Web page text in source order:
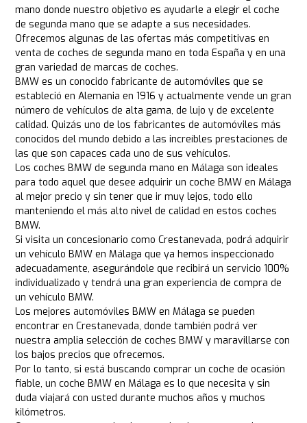
mano donde nuestro objetivo es ayudarle a elegir el coche
de segunda mano que se adapte a sus necesidades.
Ofrecemos algunas de las ofertas más competitivas en
venta de coches de segunda mano en toda España y en una
gran variedad de marcas de coches.
BMW es un conocido fabricante de automóviles que se
estableció en Alemania en 1916 y actualmente vende un gran
número de vehículos de alta gama, de lujo y de excelente
calidad. Quizás uno de los fabricantes de automóviles más
conocidos del mundo debido a las increíbles prestaciones de
las que son capaces cada uno de sus vehículos.
Los coches BMW de segunda mano en Málaga son ideales
para todo aquel que desee adquirir un coche BMW en Málaga
al mejor precio y sin tener que ir muy lejos, todo ello
manteniendo el más alto nivel de calidad en estos coches
BMW.
Si visita un concesionario como Crestanevada, podrá adquirir
un vehículo BMW en Málaga que ya hemos inspeccionado
adecuadamente, asegurándole que recibirá un servicio 100%
individualizado y tendrá una gran experiencia de compra de
un vehículo BMW.
Los mejores automóviles BMW en Málaga se pueden
encontrar en Crestanevada, donde también podrá ver
nuestra amplia selección de coches BMW y maravillarse con
los bajos precios que ofrecemos.
Por lo tanto, si está buscando comprar un coche de ocasión
fiable, un coche BMW en Málaga es lo que necesita y sin
duda viajará con usted durante muchos años y muchos
kilómetros.